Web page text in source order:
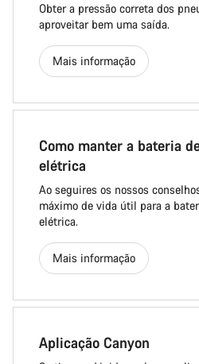
Obter a pressão correta dos
aproveitar bem uma saída.
Mais informação
Como manter a bateria
elétrica
Ao seguires os nossos
máximo de vida útil para a
elétrica.
Mais informação
Aplicação Canyon